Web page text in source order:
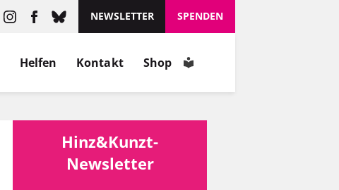
NEWSLETTER SPENDEN
Helfen Kontakt Shop
Hinz&Kunzt-
Newsletter